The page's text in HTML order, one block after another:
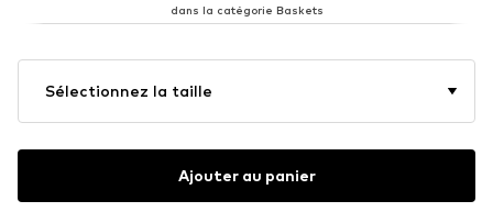
dans la catégorie Baskets
Sélectionnez la taille
Ajouter au panier